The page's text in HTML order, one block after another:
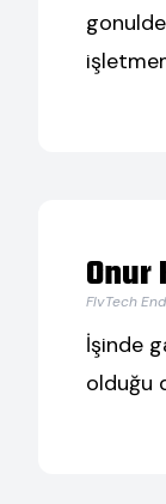
Onur
FlvTech
İşinde
olduğu